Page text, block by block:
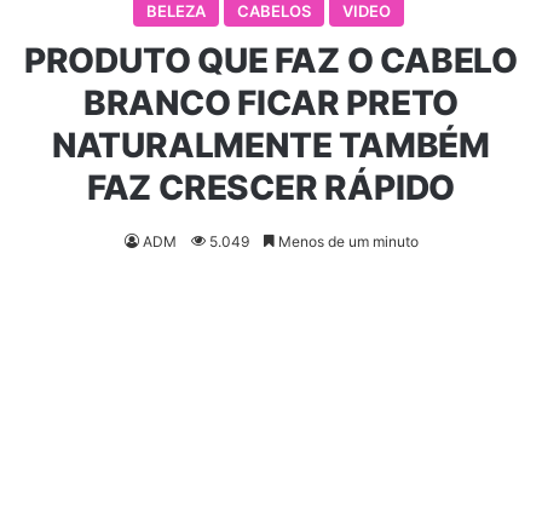
BELEZA CABELOS VIDEO
PRODUTO QUE FAZ O CABELO
BRANCO FICAR PRETO
NATURALMENTE TAMBÉM
FAZ CRESCER RÁPIDO
ADM 5.049 Menos de um minuto